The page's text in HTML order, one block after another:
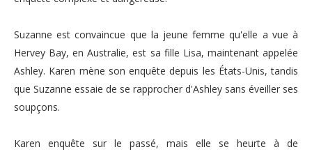
Suzanne est convaincue que la jeune femme qu'elle a vue à
Hervey Bay, en Australie, est sa fille Lisa, maintenant appelée
Ashley. Karen mène son enquête depuis les États-Unis, tandis
que Suzanne essaie de se rapprocher d'Ashley sans éveiller ses
soupçons.
Karen enquête sur le passé, mais elle se heurte à de